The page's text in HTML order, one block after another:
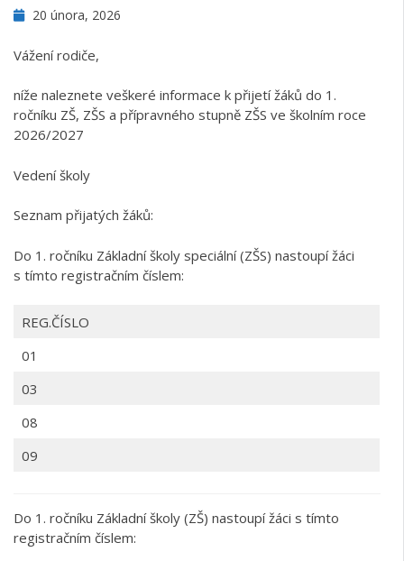
20 února, 2026
Vážení rodiče,
níže naleznete veškeré informace k přijetí žáků do 1.
ročníku ZŠ, ZŠS a přípravného stupně ZŠS ve školním roce
2026/2027
Vedení školy
Seznam přijatých žáků:
Do 1. ročníku Základní školy speciální (ZŠS) nastoupí žáci
s tímto registračním číslem:
REG.ČÍSLO
01
03
08
09
Do 1. ročníku Základní školy (ZŠ) nastoupí žáci s tímto
registračním číslem: